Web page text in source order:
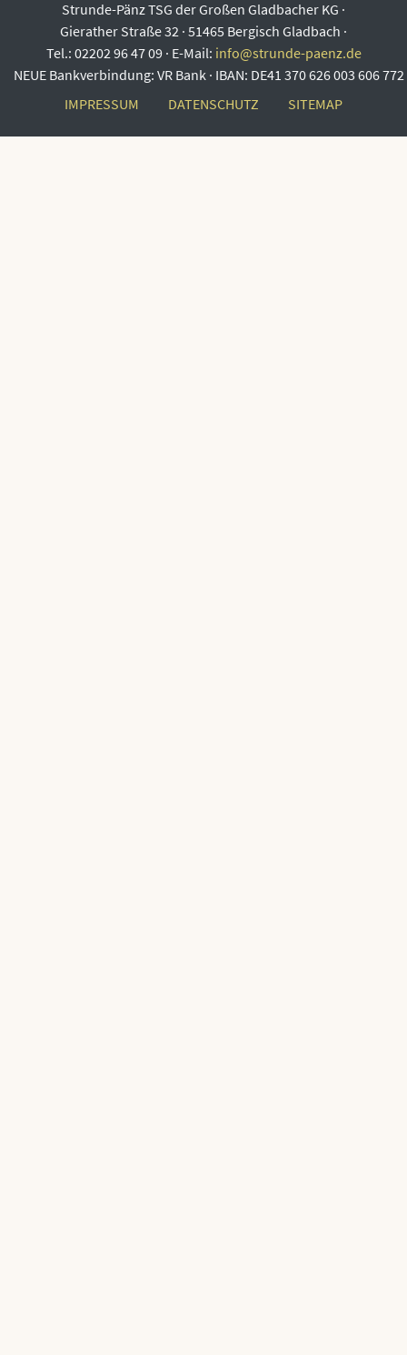
Strunde-Pänz TSG der Großen Gladbacher KG ·
Gierather Straße 32 · 51465 Bergisch Gladbach ·
Tel.: 02202 96 47 09· E-Mail: info@strunde-paenz.de
NEUE Bankverbindung: VR Bank · IBAN: DE41 370 626 003 606 772
IMPRESSUM
DATENSCHUTZ SITEMAP